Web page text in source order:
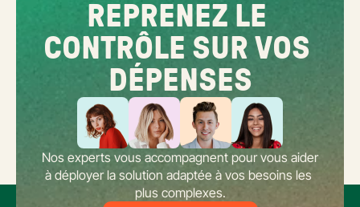
REPRENEZ LE
CONTRÔLE SUR VOS
DÉPENSES
Nos experts vous accompagnent pour vous aider
à déployer la solution adaptée à vos besoins les
plus complexes.